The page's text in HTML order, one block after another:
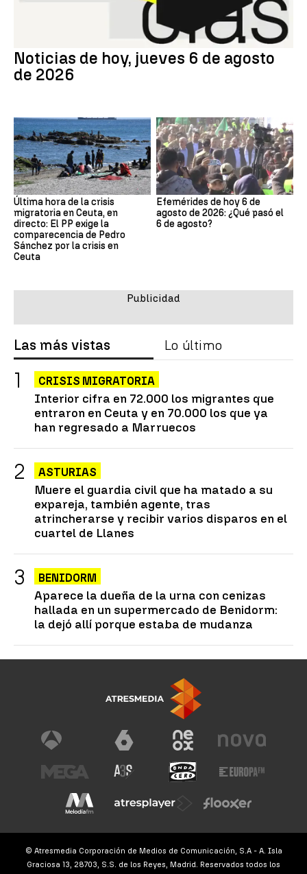
Noticias de hoy, jueves 6 de agosto
de 2026
Última hora de la crisis
migratoria en Ceuta, en
directo: El PP exige la
comparecencia de Pedro
Sánchez por la crisis en
Ceuta
Efemérides de hoy 6 de
agosto de 2026: ¿Qué pasó el
6 de agosto?
Las más vistas Lo último
CRISIS MIGRATORIA
Interior cifra en 72.000 los migrantes que
entraron en Ceuta y en 70.000 los que ya
han regresado a Marruecos
ASTURIAS
Muere el guardia civil que ha matado a su
expareja, también agente, tras
atrincherarse y recibir varios disparos en el
cuartel de Llanes
BENIDORM
Aparece la dueña de la urna con cenizas
hallada en un supermercado de Benidorm:
la dejó allí porque estaba de mudanza
© Atresmedia Corporación de Medios de Comunicación, S.A - A. Isla
Graciosa 13, 28703, S.S. de los Reyes, Madrid. Reservados todos los